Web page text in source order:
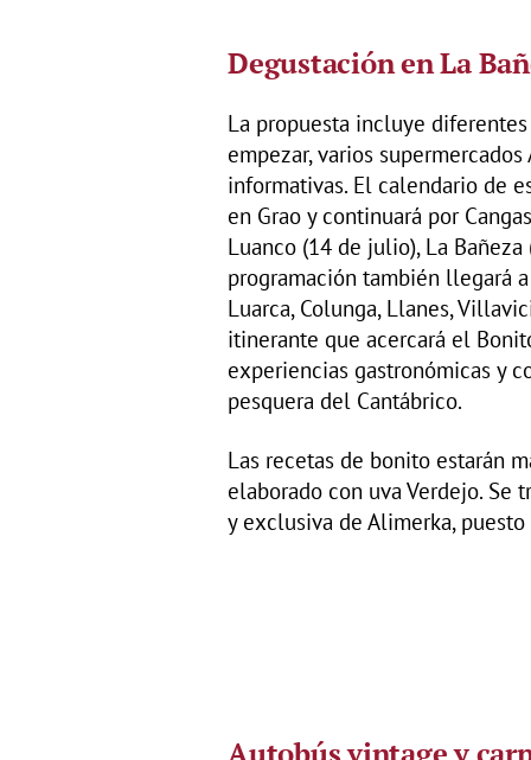
Degustación en La
La propuesta incluye
empezar, varios
informativas. El calendario de
en Grao y continuará por
Luanco (14 de julio), La
programación también llegará
Luarca, Colunga, Llanes,
itinerante que acercará el
experiencias gastronómicas y
pesquera del Cantábrico.
Las recetas de bonito estarán
elaborado con uva Verdejo. Se
y exclusiva de Alimerka,